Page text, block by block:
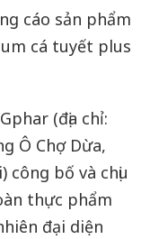
cáo sản phẩm
cá tuyết plus
(địa chỉ:
Ô Chợ Dừa,
bố và chịu
thực phẩm
đại diện